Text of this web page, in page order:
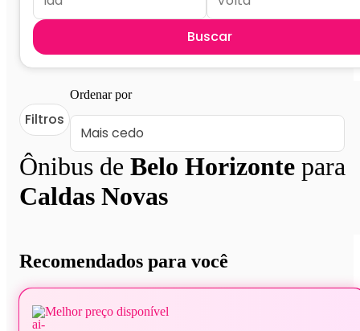
Buscar
Ônibus de Belo Horizonte para
Caldas Novas
Filtros
Ordenar por
Recomendados para você
Melhor preço disponível